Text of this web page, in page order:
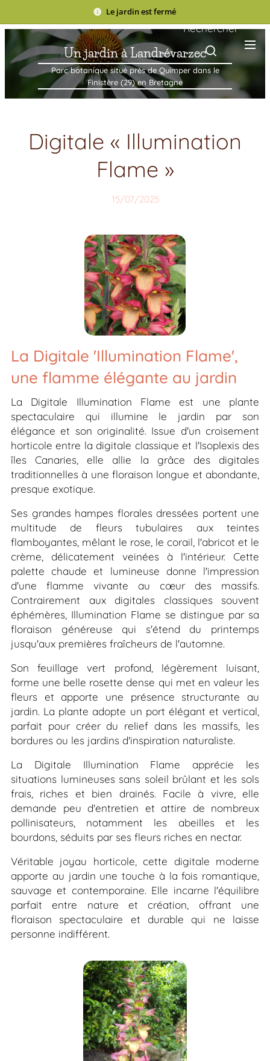
Le jardin est fermé
Un jardin à Landrévarzec
Parc botanique situé près de Quimper dans le
Finistère (29) en Bretagne
Rechercher
Digitale « Illumination
Flame »
15/07/2025
La Digitale 'Illumination Flame',
une flamme élégante au jardin
La Digitale Illumination Flame est une plante
spectaculaire qui illumine le jardin par son
élégance et son originalité. Issue d'un croisement
horticole entre la digitale classique et l'Isoplexis des
îles Canaries, elle allie la grâce des digitales
traditionnelles à une floraison longue et abondante,
presque exotique.
Ses grandes hampes florales dressées portent une
multitude de fleurs tubulaires aux teintes
flamboyantes, mêlant le rose, le corail, l'abricot et le
crème, délicatement veinées à l'intérieur. Cette
palette chaude et lumineuse donne l'impression
d'une flamme vivante au cœur des massifs.
Contrairement aux digitales classiques souvent
éphémères, Illumination Flame se distingue par sa
floraison généreuse qui s'étend du printemps
jusqu'aux premières fraîcheurs de l'automne.
Son feuillage vert profond, légèrement luisant,
forme une belle rosette dense qui met en valeur les
fleurs et apporte une présence structurante au
jardin. La plante adopte un port élégant et vertical,
parfait pour créer du relief dans les massifs, les
bordures ou les jardins d'inspiration naturaliste.
La Digitale Illumination Flame apprécie les
situations lumineuses sans soleil brûlant et les sols
frais, riches et bien drainés. Facile à vivre, elle
demande peu d'entretien et attire de nombreux
pollinisateurs, notamment les abeilles et les
bourdons, séduits par ses fleurs riches en nectar.
Véritable joyau horticole, cette digitale moderne
apporte au jardin une touche à la fois romantique,
sauvage et contemporaine. Elle incarne l'équilibre
parfait entre nature et création, offrant une
floraison spectaculaire et durable qui ne laisse
personne indifférent.